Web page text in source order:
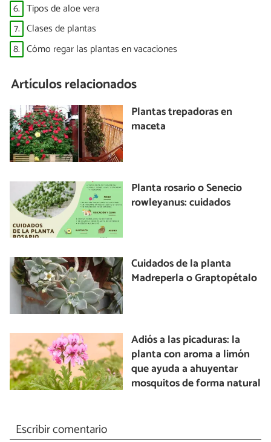
6. Tipos de aloe vera
7. Clases de plantas
8. Cómo regar las plantas en vacaciones
Artículos relacionados
Plantas trepadoras en
maceta
Planta rosario o Senecio
rowleyanus: cuidados
Cuidados de la planta
Madreperla o Graptopétalo
Adiós a las picaduras: la
planta con aroma a limón
que ayuda a ahuyentar
mosquitos de forma natural
Escribir comentario